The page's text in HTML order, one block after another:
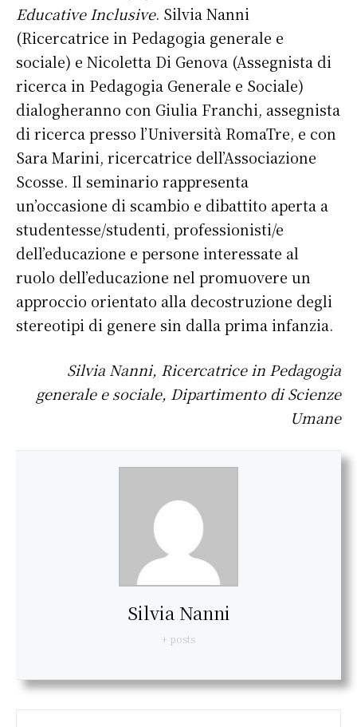
Educative Inclusive. Silvia Nanni
(Ricercatrice in Pedagogia generale e
sociale) e Nicoletta Di Genova (Assegnista di
ricerca in Pedagogia Generale e Sociale)
dialogheranno con Giulia Franchi, assegnista
di ricerca presso l’Università RomaTre, e con
Sara Marini, ricercatrice dell’Associazione
Scosse. Il seminario rappresenta
un’occasione di scambio e dibattito aperta a
studentesse/studenti, professionisti/e
dell’educazione e persone interessate al
ruolo dell’educazione nel promuovere un
approccio orientato alla decostruzione degli
stereotipi di genere sin dalla prima infanzia.
Silvia Nanni, Ricercatrice in Pedagogia
generale e sociale, Dipartimento di Scienze
Umane
Silvia Nanni
+ posts